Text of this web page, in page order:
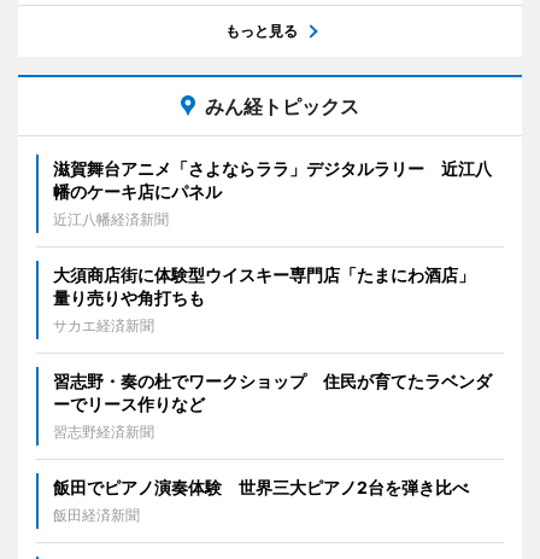
もっと見る
みん経トピックス
滋賀舞台アニメ「さよならララ」デジタルラリー 近江八
幡のケーキ店にパネル
近江八幡経済新聞
大須商店街に体験型ウイスキー専門店「たまにわ酒店」
量り売りや角打ちも
サカエ経済新聞
習志野・奏の杜でワークショップ 住民が育てたラベンダ
ーでリース作りなど
習志野経済新聞
飯田でピアノ演奏体験 世界三大ピアノ2台を弾き比べ
飯田経済新聞